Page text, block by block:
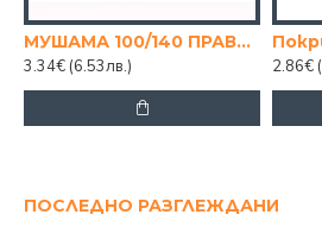
МУШАМА 100/140 ПРАВОЪГЪЛНА
3.34€ (6.53лв.)
2.86€
ПОСЛЕДНО РАЗГЛЕЖДАНИ